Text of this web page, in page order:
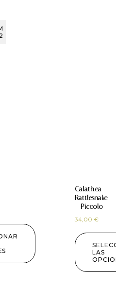
Calathea
Rattlesnake
– Piccolo
34,00 €
LAS